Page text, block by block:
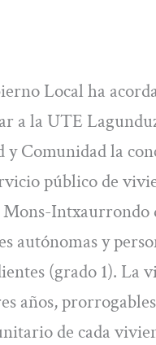
Local ha
a la UTE
y Comunidad la
público de
Mons-Intxaurrondo
autónomas y
(grado 1). La
años,
de cada